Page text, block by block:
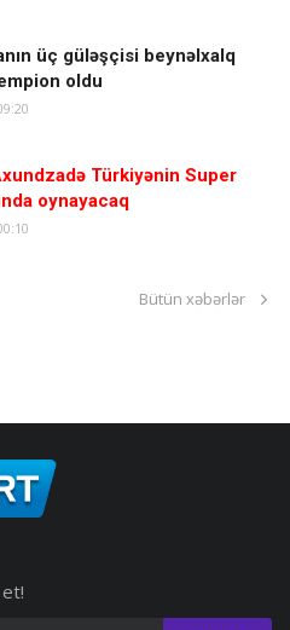
üç güləşçisi beynəlxalq
oldu
Türkiyənin Super
oynayacaq
Bütün xəbərlər